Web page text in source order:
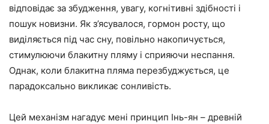
відповідає за збудження, увагу, когнітивні здібності і
пошук новизни. Як з’ясувалося, гормон росту, що
виділяється під час сну, повільно накопичується,
стимулюючи блакитну пляму і сприяючи неспання.
Однак, коли блакитна пляма перезбуджується, це
парадоксально викликає сонливість.
Цей механізм нагадує мені принцип Інь-ян – древній